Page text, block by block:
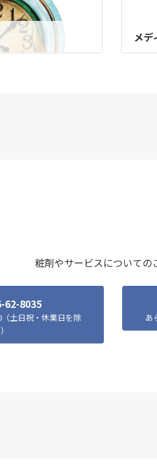
メデ
粧剤やサービスについての
62-8035
土日祝・休業日を除
あ